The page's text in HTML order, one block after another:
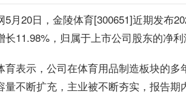
5月20日，金陵体育[300651]近期发布
长11.98%，归属于上市公司股东的净利
育表示，公司在体育用品制造板块的
量不断扩充，主业被不断夯实，报告期